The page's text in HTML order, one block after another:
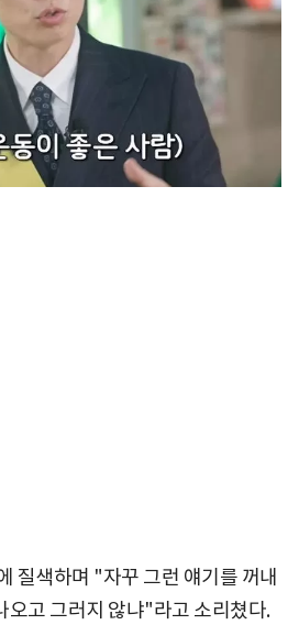
질색하며 "자꾸 그런 얘기를 꺼내
오고 그러지 않냐"라고 소리쳤다.